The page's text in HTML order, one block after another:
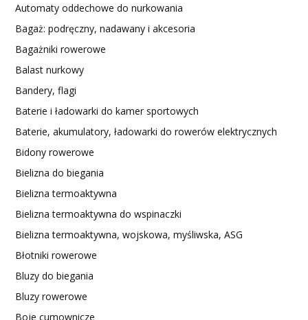
Automaty oddechowe do nurkowania
Bagaż: podręczny, nadawany i akcesoria
Bagażniki rowerowe
Balast nurkowy
Bandery, flagi
Baterie i ładowarki do kamer sportowych
Baterie, akumulatory, ładowarki do rowerów elektrycznych
Bidony rowerowe
Bielizna do biegania
Bielizna termoaktywna
Bielizna termoaktywna do wspinaczki
Bielizna termoaktywna, wojskowa, myśliwska, ASG
Błotniki rowerowe
Bluzy do biegania
Bluzy rowerowe
Boje cumownicze